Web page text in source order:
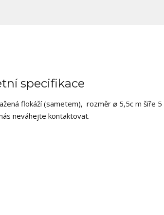
specifikace
flokáží (sametem), rozměr ⌀ 5,5c m šíře
neváhejte kontaktovat.